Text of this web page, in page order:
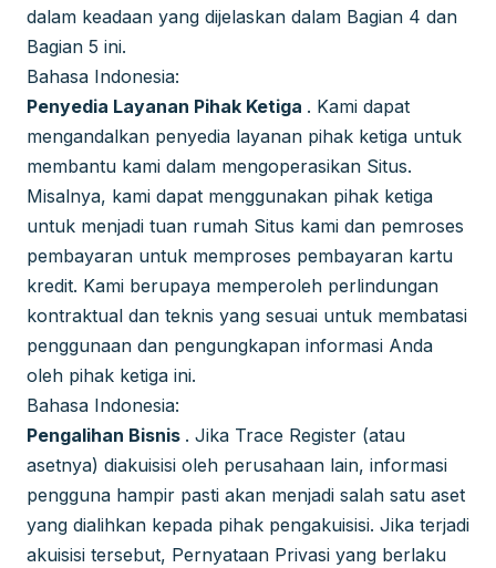
dalam keadaan yang dijelaskan dalam Bagian 4 dan
Bagian 5 ini.
Bahasa Indonesia:
Penyedia Layanan Pihak Ketiga . Kami dapat
mengandalkan penyedia layanan pihak ketiga untuk
membantu kami dalam mengoperasikan Situs.
Misalnya, kami dapat menggunakan pihak ketiga
untuk menjadi tuan rumah Situs kami dan pemroses
pembayaran untuk memproses pembayaran kartu
kredit. Kami berupaya memperoleh perlindungan
kontraktual dan teknis yang sesuai untuk membatasi
penggunaan dan pengungkapan informasi Anda
oleh pihak ketiga ini.
Bahasa Indonesia:
Pengalihan Bisnis . Jika Trace Register (atau
asetnya) diakuisisi oleh perusahaan lain, informasi
pengguna hampir pasti akan menjadi salah satu aset
yang dialihkan kepada pihak pengakuisisi. Jika terjadi
akuisisi tersebut, Pernyataan Privasi yang berlaku